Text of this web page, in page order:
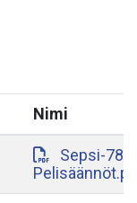
Nimi
Sepsi-78